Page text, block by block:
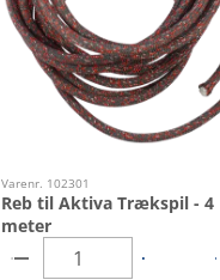
Varenr. 102301
Reb til Aktiva Trækspil - 4
meter